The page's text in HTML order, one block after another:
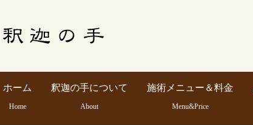
ホーム
Home
釈迦の手について
About
施術メニュー＆料金
Menu&Price